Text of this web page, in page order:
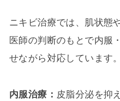
ニキビ治療では、肌状態
医師の判断のもとで内服
せながら対応しています。
内服治療： 皮脂分泌を抑